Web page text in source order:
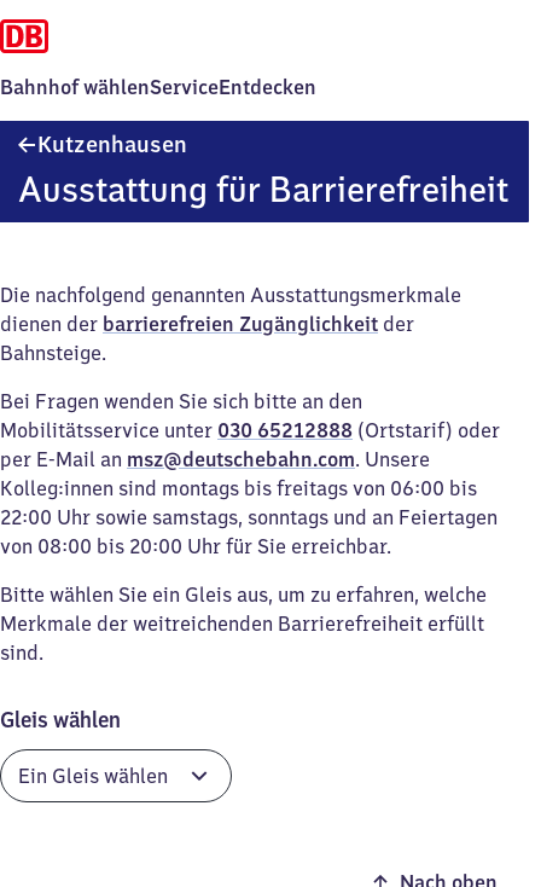
Bahnhof wählenServiceEntdecken
Kutzenhausen
Ausstattung für Barrierefreiheit
Die nachfolgend genannten Ausstattungsmerkmale
dienen der barrierefreien Zugänglichkeit der
Bahnsteige.
Bei Fragen wenden Sie sich bitte an den
Mobilitätsservice unter 030 65212888 (Ortstarif) oder
per E-Mail an msz@deutschebahn.com. Unsere
Kolleg:innen sind montags bis freitags von 06:00 bis
22:00 Uhr sowie samstags, sonntags und an Feiertagen
von 08:00 bis 20:00 Uhr für Sie erreichbar.
Bitte wählen Sie ein Gleis aus, um zu erfahren, welche
Merkmale der weitreichenden Barrierefreiheit erfüllt
sind.
Gleis wählen
Nach oben